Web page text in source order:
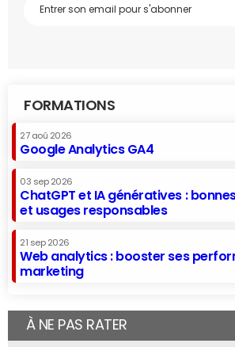
FORMATIONS
27 aoû 2026
Google Analytics GA4
03 sep 2026
ChatGPT et IA génératives :
et usages responsables
21 sep 2026
Web analytics : booster ses
marketing
À NE PAS RATER